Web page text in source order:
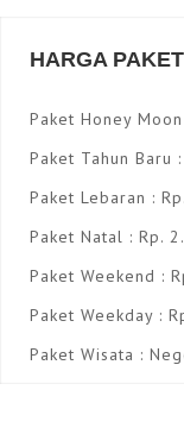
HARGA
Paket Honey
Paket Tahun Baru
Paket Lebaran :
Paket Natal : Rp.
Paket Weekend :
Paket Weekday :
Paket Wisata :